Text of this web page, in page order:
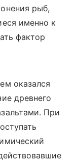
рыб,
именно к
фактор
оказался
древнего
При